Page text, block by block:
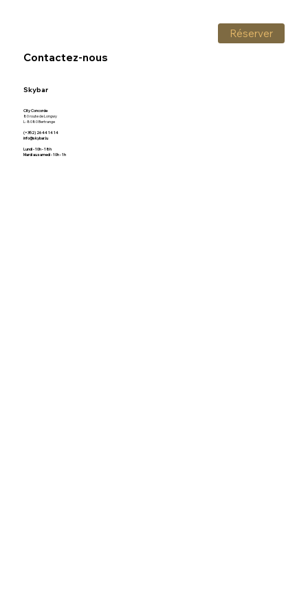
Contactez-nous
Skybar
City Concorde
80 route de Longwy
L-8080 Bertrange
(+352) 26 44 14 14
info@skybar.lu
Lundi - 10h - 18h
Mardi au samedi - 10h - 1h
Réserver